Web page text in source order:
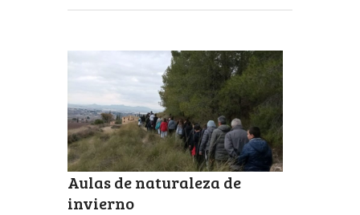
Aulas de naturaleza de
invierno